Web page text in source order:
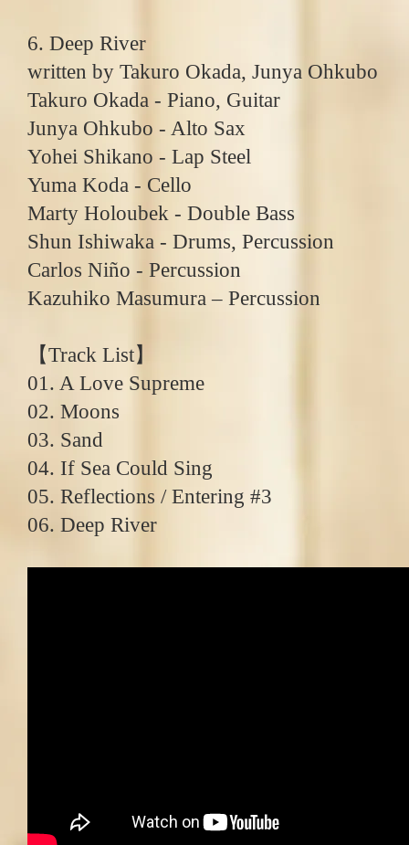
6. Deep River
written by Takuro Okada, Junya Ohkubo
Takuro Okada - Piano, Guitar
Junya Ohkubo - Alto Sax
Yohei Shikano - Lap Steel
Yuma Koda - Cello
Marty Holoubek - Double Bass
Shun Ishiwaka - Drums, Percussion
Carlos Niño - Percussion
Kazuhiko Masumura ‒ Percussion
【Track List】
01. A Love Supreme
02. Moons
03. Sand
04. If Sea Could Sing
05. Reflections / Entering #3
06. Deep River